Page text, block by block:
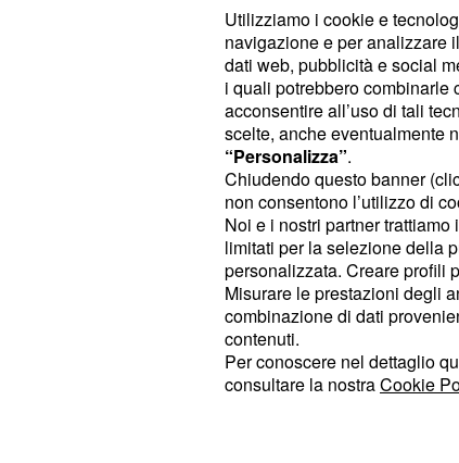
"L'inverno sta arrivando" e chi
intenda.
La conquista del
lontana
Siamo sicuri che il finale di
ancora sconosciuto e, a detta
grandi sorprese, sia molto più
potrebbe vedere dopo quasi
campione del mondo che
Joshua ne possiede quattro a
Utilizziamo i cookie e
navigazione e per analizzare
dati web, pubblicità e social
i quali potrebbero combinarle
acconsentire all’uso di tali
scelte, anche eventualmente
“Personalizza”.
Chiudendo questo banner
non consentono l’utilizzo di
Noi e i nostri partner
limitati per la selezione della
personalizzata. Creare profili
Misurare le prestazioni degli
combinazione di dati
contenuti.
Per conoscere nel dettaglio
consultare la nostraCookie